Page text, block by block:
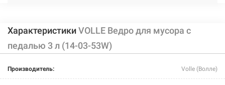
ХарактеристикиVOLLE Ведро для мусора с
педалью 3 л (14-03-53W)
Производитель: Volle (Волле)